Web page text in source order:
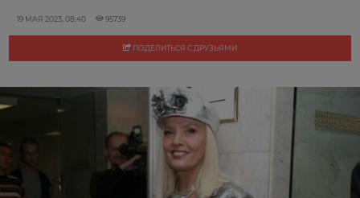
19 МАЯ 2023, 08:40 95739
ПОДЕЛИТЬСЯ С ДРУЗЬЯМИ